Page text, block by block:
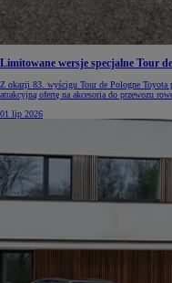
Limitowane wersje specjalne Tour
Z okazji 83. wyścigu Tour de Pologne
atrakcyjną ofertę na akcesoria do przewozu
01 lip 2026